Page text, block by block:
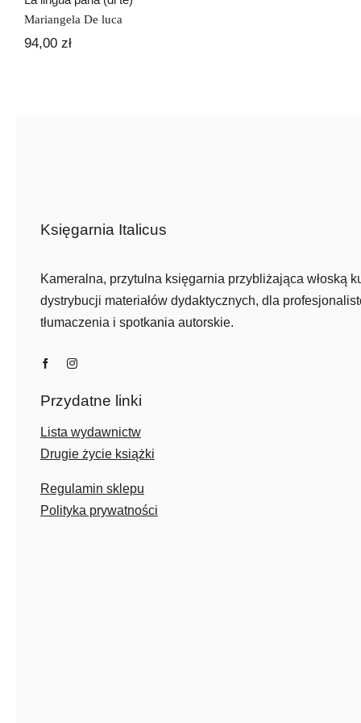
Mariangela De luca
94,00 zł
Księgarnia Italicus
Kameralna, przytulna księgarnia przybliżająca włoską
dystrybucji materiałów dydaktycznych, dla
tłumaczenia i spotkania autorskie.
Przydatne linki
Lista wydawnictw
Drugie życie książki
Regulamin sklepu
Polityka prywatności